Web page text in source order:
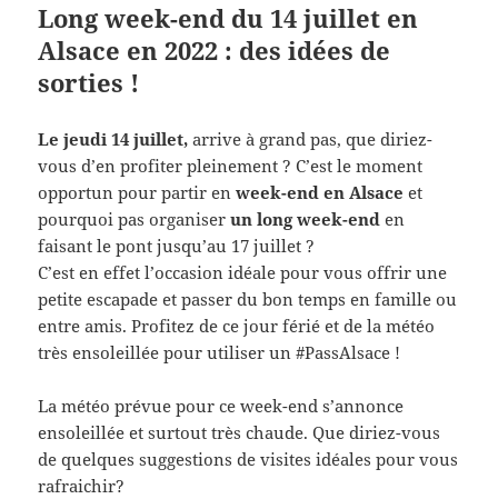
Long week-end du 14 juillet en
Alsace en 2022 : des idées de
sorties !
Le jeudi 14 juillet, arrive à grand pas, que diriez-
vous d’en profiter pleinement ? C’est le moment
opportun pour partir enweek-end en Alsace et
pourquoi pas organiserun long week-end en
faisant le pont jusqu’au 17 juillet ?
C’est en effet l’occasion idéale pour vous offrir une
petite escapade et passer du bon temps en famille ou
entre amis. Profitez de ce jour férié et de la météo
très ensoleillée pour utiliser un #PassAlsace !
La météo prévue pour ce week-end s’annonce
ensoleillée et surtout très chaude. Que diriez-vous
de quelques suggestions de visites idéales pour vous
rafraichir?